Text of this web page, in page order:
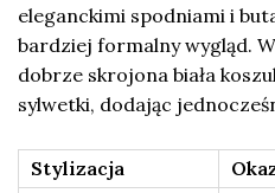
eleganckimi spodniami i
bardziej formalny wygląd.
dobrze skrojona biała
sylwetki, dodając
Stylizacja